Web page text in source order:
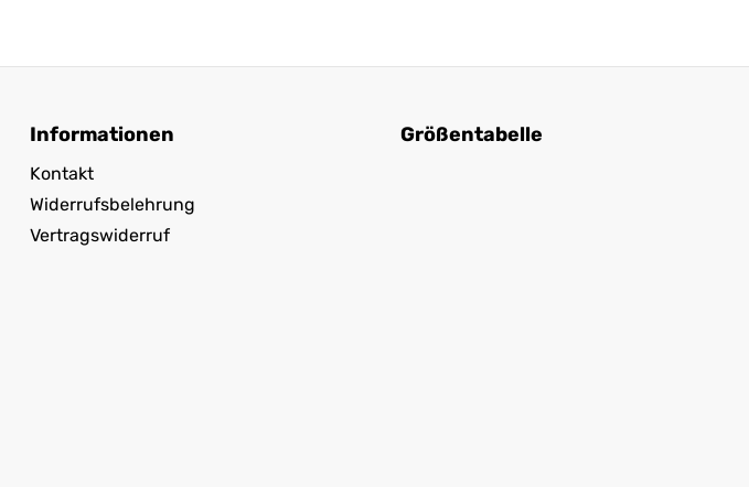
Informationen
Kontakt
Widerrufsbelehrung
Vertragswiderruf
Größentabelle